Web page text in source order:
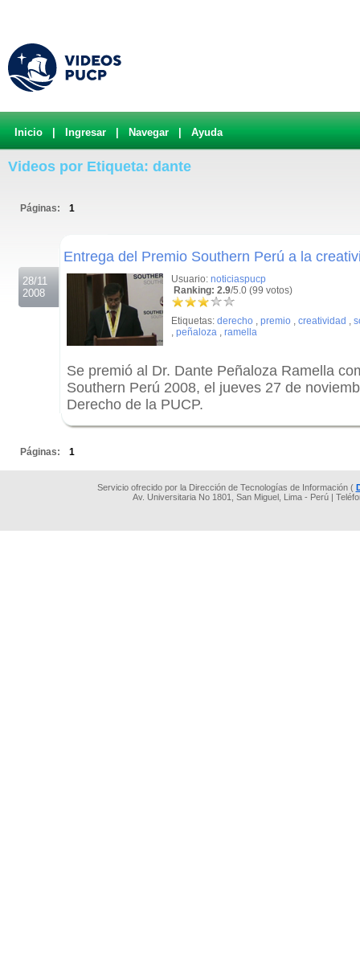
Inicio Ingresar Navegar Ayuda
Videos por Etiqueta: dante
Páginas: 1
28/11
2008
Entrega del Premio Southern Perú a la
Usuario: noticiaspucp
Ranking: 2.9/5.0 (99 votos)
Etiquetas: derecho , premio , creatividad ,
, peñaloza , ramella
Se premió al Dr. Dante Peñaloza Ramella
Southern Perú 2008, el jueves 27 de
Derecho de la PUCP.
Páginas: 1
Servicio ofrecido por la Dirección de Tecnologías de Información (
Av. Universitaria No 1801, San Miguel, Lima - Perú |